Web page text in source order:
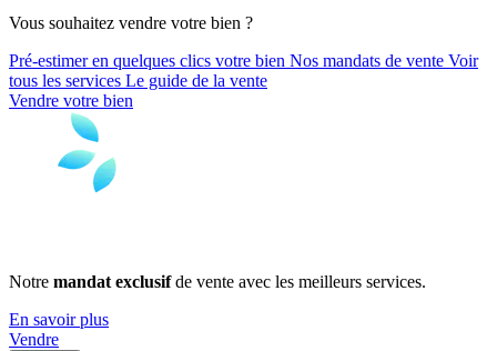
Vous souhaitez vendre votre bien ?
Pré-estimer en quelques clics votre bien Nos mandats de vente Voir
tous les services Le guide de la vente
Vendre votre bien
Notre mandat exclusifde vente avec les meilleurs services.
En savoir plus
Vendre